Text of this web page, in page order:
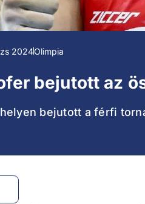
2024Olimpia
bejutott az
bejutott a férfi